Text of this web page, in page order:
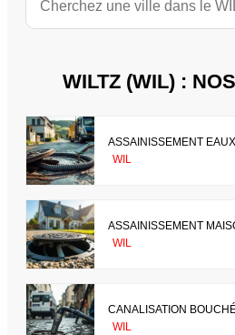
WILTZ (WIL) :
ASSAINISSEMENT
WIL
ASSAINISSEMENT
WIL
CANALISATION
WIL